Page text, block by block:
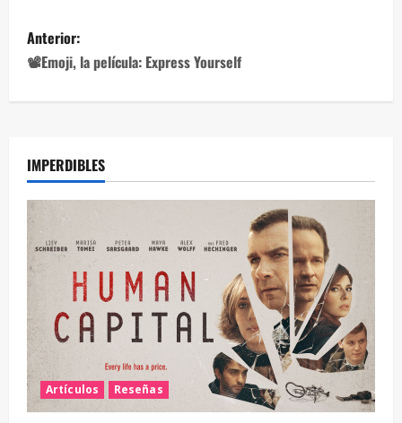
Anterior:
📽Emoji, la película: Express Yourself
IMPERDIBLES
Artículos Reseñas